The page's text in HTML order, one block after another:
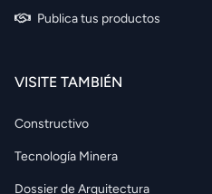
Publica tus productos
VISITE TAMBIÉN
Constructivo
Tecnología Minera
Dossier de Arquitectura